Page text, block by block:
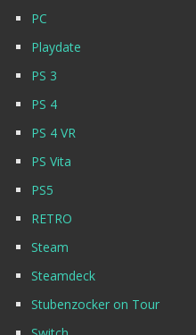
PC
Playdate
PS 3
PS 4
PS 4 VR
PS Vita
PS5
RETRO
Steam
Steamdeck
Stubenzocker on Tour